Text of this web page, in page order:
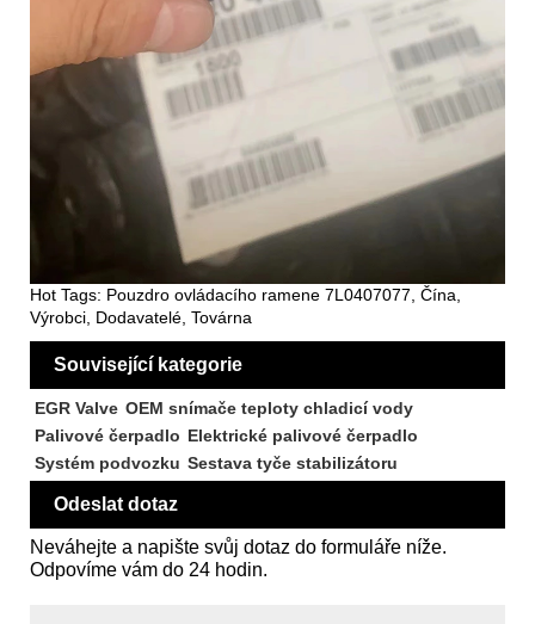
Hot Tags: Pouzdro ovládacího ramene 7L0407077, Čína,
Výrobci, Dodavatelé, Továrna
Související kategorie
EGR Valve OEM snímače teploty chladicí vody
Palivové čerpadlo Elektrické palivové čerpadlo
Systém podvozku Sestava tyče stabilizátoru
Odeslat dotaz
Neváhejte a napište svůj dotaz do formuláře níže.
Odpovíme vám do 24 hodin.